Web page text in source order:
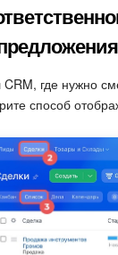
где нужно
способ